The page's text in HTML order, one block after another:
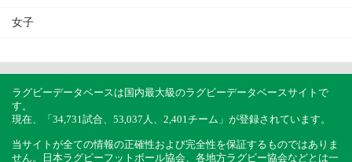
女子
ラグビーデータベースは国内最大級のラグビーデータベースサイトで
す。
現在、「34,731試合、53,037人、2,401チーム」が登録されています。
当サイトが全ての情報の正確性および完全性を保証するものではありま
せん。日本ラグビーフットボール協会、各地方ラグビー協会などとは一